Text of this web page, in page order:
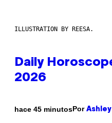
ILLUSTRATION BY REESA.
Daily
2026
hace 45 minutosPor